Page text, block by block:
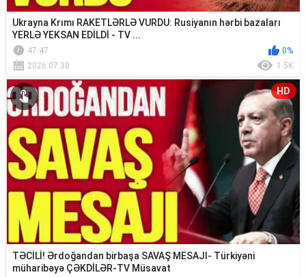
Ukrayna Krımı RAKETLƏRLƏ VURDU: Rusiyanın hərbi bazaları
YERLƏ YEKSAN EDİLDİ - TV ...
47:47
0%
2026.07.30
1.5K
HD
TƏCİLİ! Ərdoğandan birbaşa SAVAŞ MESAJI- Türkiyəni
müharibəyə ÇƏKDİLƏR-TV Müsavat